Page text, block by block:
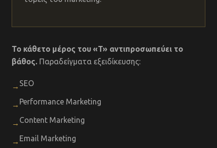
Το κάθετο μέρος του «T» αντιπροσωπεύει το
βάθος. Παραδείγματα εξειδίκευσης:
→ SEO
→ Performance Marketing
→ Content Marketing
→ Email Marketing